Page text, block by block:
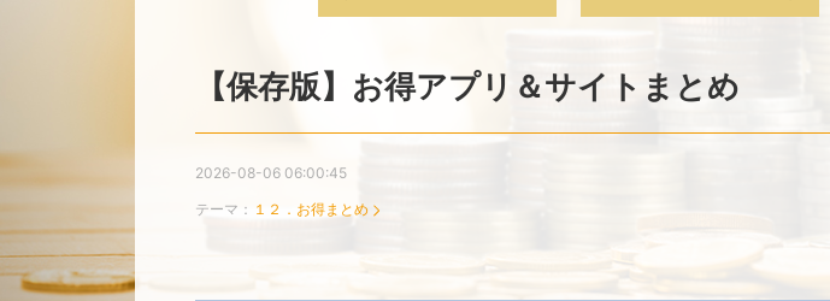
【保存版】お得アプリ＆サイトまとめ
2026-08-06 06:00:45
テーマ： １２．お得まとめ